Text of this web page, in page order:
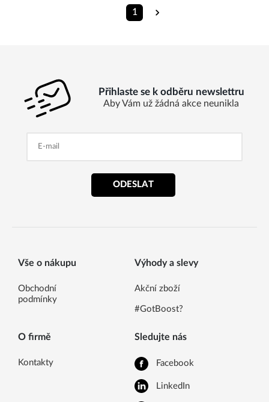
1
Přihlaste se k odběru newslettru
Aby Vám už žádná akce neunikla
ODESLAT
Vše o nákupu
Obchodní
podmínky
Výhody a slevy
Akční zboží
#GotBoost?
O firmě
Kontakty
Sledujte nás
Facebook
LinkedIn